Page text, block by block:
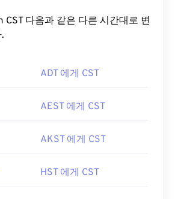
CST 다음과 같은 다른 시간대로 변
ADT 에게 CST
AEST 에게 CST
AKST 에게 CST
HST 에게 CST